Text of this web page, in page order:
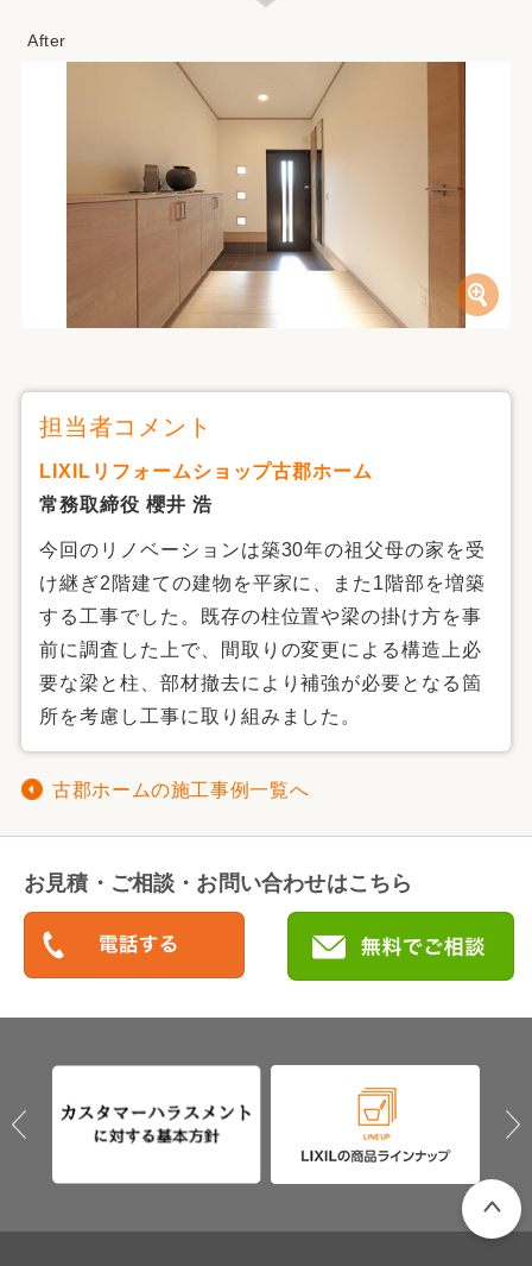
担当者コメント
LIXILリフォームショップ古郡ホーム
常務取締役 櫻井 浩
今回のリノベーションは築30年の祖父母の家を受
け継ぎ2階建ての建物を平家に、また1階部を増築
する工事でした。既存の柱位置や梁の掛け方を事
前に調査した上で、間取りの変更による構造上必
要な梁と柱、部材撤去により補強が必要となる箇
所を考慮し工事に取り組みました。
古郡ホームの施工事例一覧へ
お見積・ご相談・お問い合わせはこちら